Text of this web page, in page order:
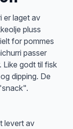
er laget av
pluss
for pommes
passer
Like godt til fisk
dipping. De
levert av